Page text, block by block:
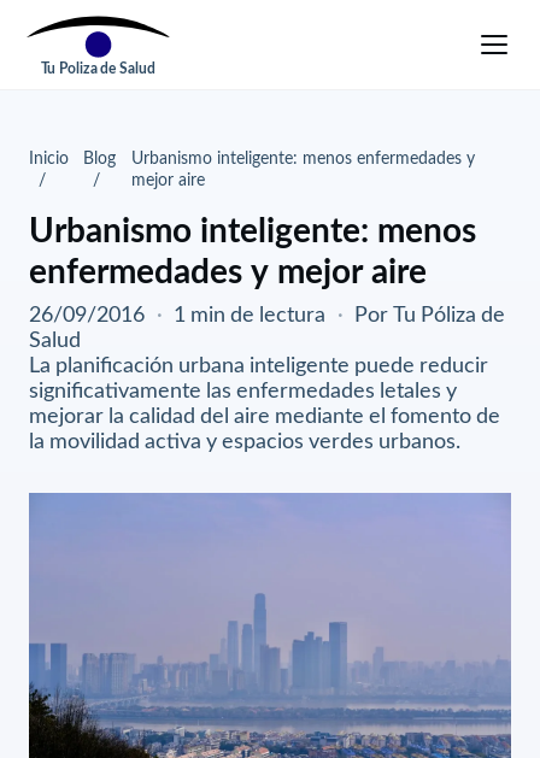
Tu Poliza de Salud
Inicio Blog
Urbanismo inteligente: menos enfermedades y
mejor aire
Urbanismo inteligente: menos
enfermedades y mejor aire
26/09/2016 · 1 min de lectura ·
Por Tu Póliza de
Salud
La planificación urbana inteligente puede reducir
significativamente las enfermedades letales y
mejorar la calidad del aire mediante el fomento de
la movilidad activa y espacios verdes urbanos.